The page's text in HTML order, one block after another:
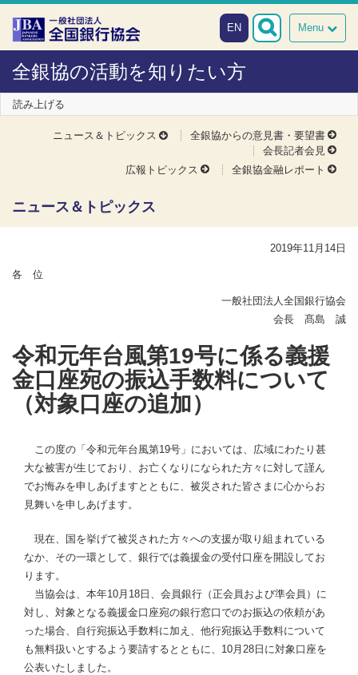
本文へスキップ
障がい者向け相談窓口
Menu
EN
全銀協の活動を知りたい方
読み上げる
ニュース＆トピックス
全銀協からの意見書・要望書
会長記者会見
広報トピックス
全銀協金融レポート
ニュース＆トピックス
2019年11月14日
各 位
一般社団法人全国銀行協会
会長 髙島 誠
令和元年台風第19号に係る義援
金口座宛の振込手数料について
（対象口座の追加）
この度の「令和元年台風第19号」においては、広域にわたり甚
大な被害が生じており、お亡くなりになられた方々に対して謹ん
でお悔みを申しあげますとともに、被災された皆さまに心からお
見舞いを申しあげます。
現在、国を挙げて被災された方々への支援が取り組まれている
なか、その一環として、銀行では義援金の受付口座を開設してお
ります。
当協会は、本年10月18日、会員銀行（正会員および準会員）に
対し、対象となる義援金口座宛の銀行窓口でのお振込の依頼があ
った場合、自行宛振込手数料に加え、他行宛振込手数料について
も無料扱いとするよう要請するとともに、10月28日に対象口座を
公表いたしました。